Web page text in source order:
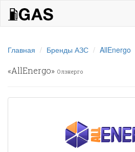
Главная Бренды АЗС AllEnergo
«AllEnergo» Олэнерго